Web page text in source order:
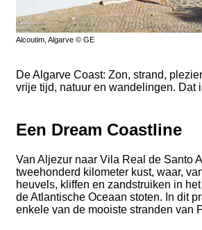
Alcoutim, Algarve © GE
De Algarve Coast: Zon, strand,
vrije tijd, natuur en wandelingen. Dat
Een Dream Coastline
Van Aljezur naar Vila Real de Santo
tweehonderd kilometer kust, waar,
heuvels, kliffen en zandstruiken in
de Atlantische Oceaan stoten. In dit
enkele van de mooiste stranden van